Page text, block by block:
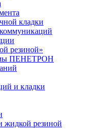
кладки
резиной»
ПЕНЕТРОН
и кладки
жидкой резиной